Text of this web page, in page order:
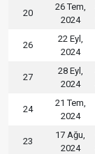
20
26 Tem,
2024
26
22 Eyl,
2024
27
28 Eyl,
2024
24
21 Tem,
2024
23
17 Ağu,
2024